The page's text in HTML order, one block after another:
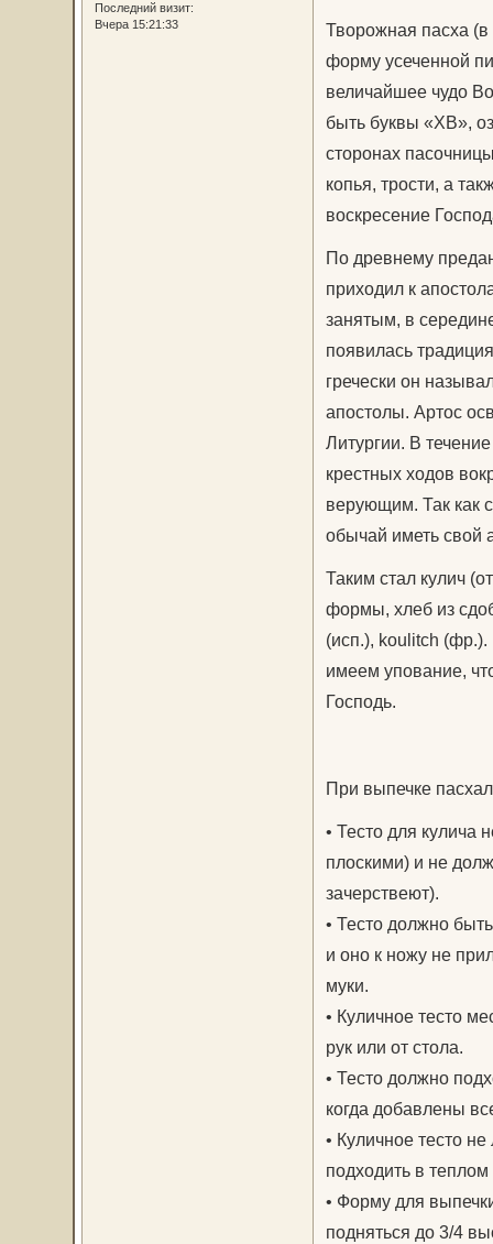
Последний визит:
Вчера 15:21:33
Творожная пасха (в
форму усеченной
величайшее чудо
быть буквы «ХВ»,
сторонах
копья, трости, а
воскресение
По древнему
приходил к
занятым, в
появилась
гречески он
апостолы. Артос
Литургии. В
крестных ходов
верующим. Так как
обычай иметь свой
Таким стал кулич
формы, хлеб из
(исп.), koulitch
имеем упование,
Господь.
При выпечке
• Тесто для кулича
плоскими) и не
зачерствеют).
• Тесто должно
и оно к ножу не
муки.
• Куличное тесто
рук или от стола.
• Тесто должно
когда добавлены
• Куличное тесто
подходить в
• Форму для
подняться до 3/4